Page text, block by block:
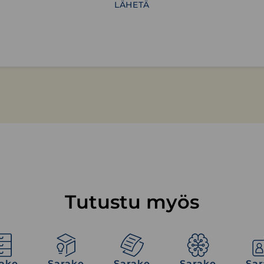
Tutustu myös
Sarake
Ideabox.
Sarake
Sarake
Clever.